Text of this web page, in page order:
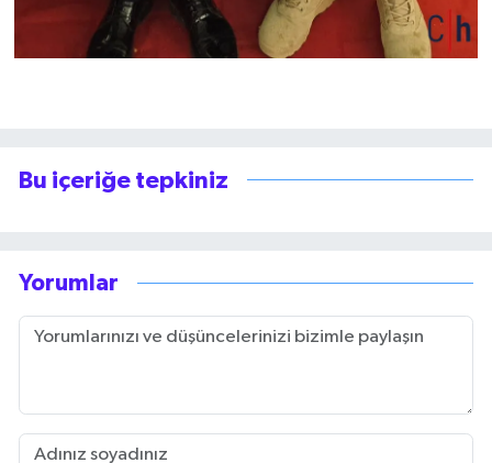
Bu içeriğe tepkiniz
Yorumlar